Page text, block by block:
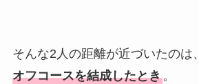
そんな2人の距離が近づいたのは、
オフコースを結成したとき。